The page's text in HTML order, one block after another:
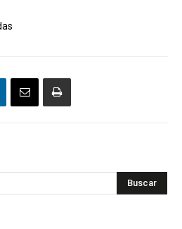
Buscar